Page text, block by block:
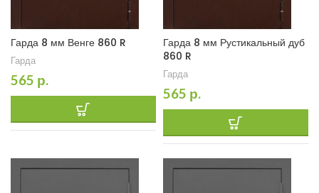
Гарда 8 мм Венге 860 R
Гарда
565 р.
Гарда 8 мм Рустикальный дуб
860 R
Гарда
565 р.